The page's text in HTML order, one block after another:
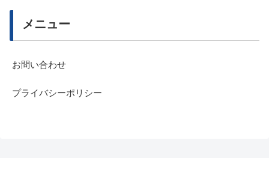
メニュー
お問い合わせ
プライバシーポリシー